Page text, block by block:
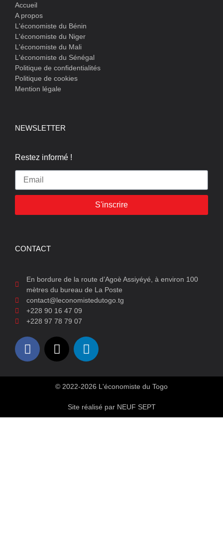
Accueil
A propos
L'économiste du Bénin
L'économiste du Niger
L'économiste du Mali
L'économiste du Sénégal
Politique de confidentialités
Politique de cookies
Mention légale
NEWSLETTER
Restez informé !
S'inscrire
CONTACT
En bordure de la route d’Agoè Assiyéyé, à environ 100
mètres du bureau de La Poste
contact@leconomistedutogo.tg
+228 90 16 47 09
+228 97 78 79 07
© 2022-2026 L'économiste du Togo
Site réalisé par NEUF SEPT